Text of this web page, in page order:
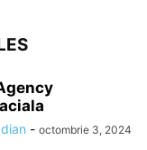
- octombrie 3, 2024